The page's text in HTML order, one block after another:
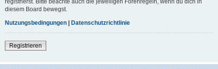
diesem Board bewegst.
Nutzungsbedingungen | Datenschutzrichtlinie
Registrieren